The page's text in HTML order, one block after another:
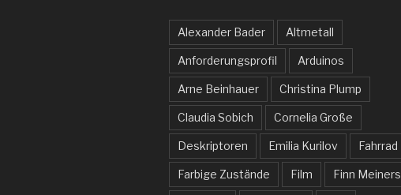
Alexander Bader Altmetall
Anforderungsprofil Arduinos
Arne Beinhauer Christina Plump
Claudia Sobich Cornelia Große
Deskriptoren Emilia Kurilov Fahrrad
Farbige Zustände Film Finn Meiners